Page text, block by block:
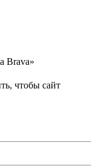
Brava»
чтобы сайт